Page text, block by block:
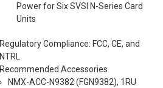
Power for Six SVSI N-Series Card
Units
Regulatory Compliance: FCC, CE, and
NTRL
Recommended Accessories
NMX-ACC-N9382 (FGN9382), 1RU